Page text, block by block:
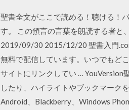
聖書全文がここで読める！聴ける！
す。 この預言の言葉を朗読する者
2019/09/30 2015/12/20 聖書入門
無料で配信しています。いつでもど
サイトにリンクしてい … YouVersion
したり、ハイライトやブックマーク
Android、Blackberry、Windows